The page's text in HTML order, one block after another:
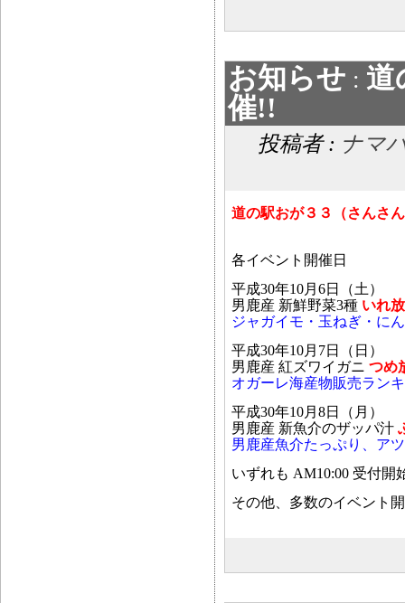
お知らせ : 道
催!!
投稿者 : ナマ
道の駅おが３３（さんさ
各イベント開催日
平成30年10月6日（土）
男鹿産 新鮮野菜3種 いれ
ジャガイモ・玉ねぎ・に
平成30年10月7日（日）
男鹿産 紅ズワイガニ つめ
オガーレ海産物販売ラン
平成30年10月8日（月）
男鹿産 新魚介のザッパ汁
男鹿産魚介たっぷり、ア
いずれも AM10:00 受付開
その他、多数のイベント